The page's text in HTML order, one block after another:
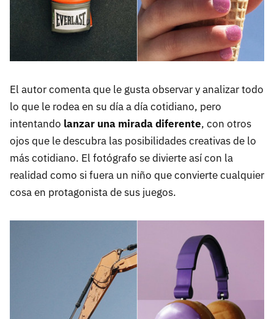
El autor comenta que le gusta observar y analizar todo
lo que le rodea en su día a día cotidiano, pero
intentando lanzar una mirada diferente, con otros
ojos que le descubra las posibilidades creativas de lo
más cotidiano. El fotógrafo se divierte así con la
realidad como si fuera un niño que convierte cualquier
cosa en protagonista de sus juegos.